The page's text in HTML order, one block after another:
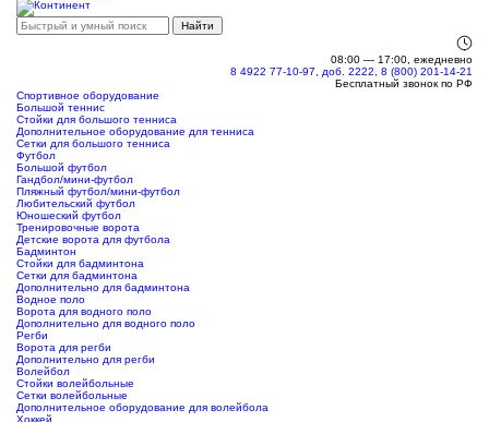
08:00 — 17:00, ежедневно
8 4922 77-10-97, доб. 2222, 8 (800) 201-14-21
Бесплатный звонок по РФ
Спортивное оборудование
Большой теннис
Стойки для большого тенниса
Дополнительное оборудование для тенниса
Сетки для большого тенниса
Футбол
Большой футбол
Гандбол/мини-футбол
Пляжный футбол/мини-футбол
Любительский футбол
Юношеский футбол
Тренировочные ворота
Детские ворота для футбола
Бадминтон
Стойки для бадминтона
Сетки для бадминтона
Дополнительно для бадминтона
Водное поло
Ворота для водного поло
Дополнительно для водного поло
Регби
Ворота для регби
Дополнительно для регби
Волейбол
Стойки волейбольные
Сетки волейбольные
Дополнительное оборудование для волейбола
Хоккей